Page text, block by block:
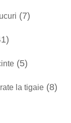
(7)
(5)
la tigaie (8)